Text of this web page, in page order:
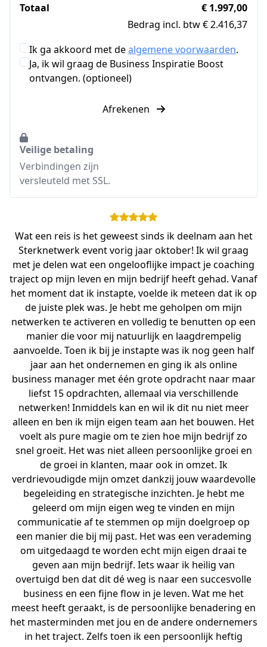
Totaal
€ 1.997,00
Bedrag incl. btw € 2.416,37
Ik ga akkoord met dealgemene voorwaarden.
Ja, ik wil graag de Business Inspiratie Boost
ontvangen. (optioneel)
Afrekenen
Veilige betaling
Verbindingen zijn
versleuteld met SSL.
Wat een reis is het geweest sinds ik deelnam aan het
Sterknetwerk event vorig jaar oktober! Ik wil graag
met je delen wat een ongelooflijke impact je coaching
traject op mijn leven en mijn bedrijf heeft gehad. Vanaf
het moment dat ik instapte, voelde ik meteen dat ik op
de juiste plek was. Je hebt me geholpen om mijn
netwerken te activeren en volledig te benutten op een
manier die voor mij natuurlijk en laagdrempelig
aanvoelde. Toen ik bij je instapte was ik nog geen half
jaar aan het ondernemen en ging ik als online
business manager met één grote opdracht naar maar
liefst 15 opdrachten, allemaal via verschillende
netwerken! Inmiddels kan en wil ik dit nu niet meer
alleen en ben ik mijn eigen team aan het bouwen. Het
voelt als pure magie om te zien hoe mijn bedrijf zo
snel groeit. Het was niet alleen persoonlijke groei en
de groei in klanten, maar ook in omzet. Ik
verdrievoudigde mijn omzet dankzij jouw waardevolle
begeleiding en strategische inzichten. Je hebt me
geleerd om mijn eigen weg te vinden en mijn
communicatie af te stemmen op mijn doelgroep op
een manier die bij mij past. Het was een verademing
om uitgedaagd te worden echt mijn eigen draai te
geven aan mijn bedrijf. Iets waar ik heilig van
overtuigd ben dat dit dé weg is naar een succesvolle
business en een fijne flow in je leven. Wat me het
meest heeft geraakt, is de persoonlijke benadering en
het masterminden met jou en de andere ondernemers
in het traject. Zelfs toen ik een persoonlijk heftig